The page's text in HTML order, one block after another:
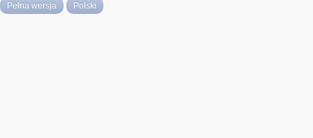
Pełna wersja Polski